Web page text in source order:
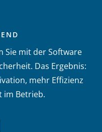
Sie mit der Software
Das Ergebnis:
mehr Effizienz
im Betrieb.